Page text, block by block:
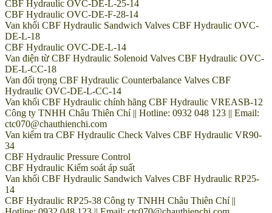
CBF Hydraulic OVC-DE-L-25-14
CBF Hydraulic OVC-DE-F-28-14
Van khối CBF Hydraulic Sandwich Valves CBF Hydraulic OVC-
DE-L-18
CBF Hydraulic OVC-DE-L-14
Van điện từ CBF Hydraulic Solenoid Valves CBF Hydraulic OVC-
DE-L-CC-18
Van đối trọng CBF Hydraulic Counterbalance Valves CBF
Hydraulic OVC-DE-L-CC-14
Van khối CBF Hydraulic chính hãng CBF Hydraulic VREASB-12
Công ty TNHH Châu Thiên Chí || Hotline: 0932 048 123 || Email:
ctc070@chauthienchi.com
Van kiểm tra CBF Hydraulic Check Valves CBF Hydraulic VR90-
34
CBF Hydraulic Pressure Control
CBF Hydraulic Kiểm soát áp suất
Van khối CBF Hydraulic Sandwich Valves CBF Hydraulic RP25-
14
CBF Hydraulic RP25-38 Công ty TNHH Châu Thiên Chí ||